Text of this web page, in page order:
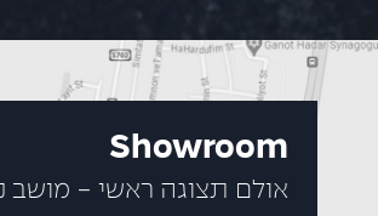
Showroom
אולם תצוגה ראשי - מושב